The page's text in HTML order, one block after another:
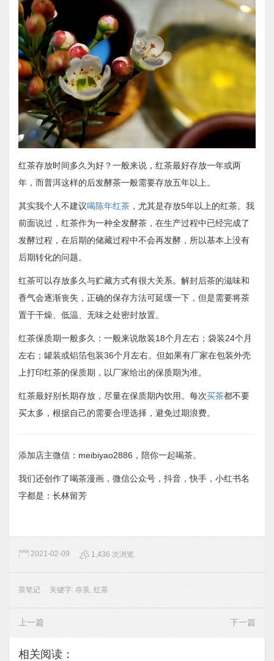
红茶存放时间多久为好？一般来说，红茶最好存放一年或两
年，而普洱这样的后发酵茶一般需要存放五年以上。
其实我个人不建议喝陈年红茶 ，尤其是存放5年以上的红茶。我
前面说过，红茶作为一种全发酵茶，在生产过程中已经完成了
发酵过程，在后期的储藏过程中不会再发酵，所以基本上没有
后期转化的问题。
红茶可以存放多久与贮藏方式有很大关系。解封后茶的滋味和
香气会逐渐丧失，正确的保存方法可延缓一下，但是需要将茶
置于干燥、低温、无味之处密封放置。
红茶保质期一般多久：一般来说散装18个月左右；袋装24个月
左右；罐装或铝箔包装36个月左右。但如果有厂家在包装外壳
上打印红茶的保质期，以厂家给出的保质期为准。
红茶最好别长期存放，尽量在保质期内饮用。每次买茶都不要
买太多，根据自己的需要合理选择，避免过期浪费。
添加店主微信：meibiyao2886，陪你一起喝茶。
我们还创作了喝茶漫画，微信公众号，抖音，快手，小红书名
字都是：长林留芳
2021-02-09 1,436 次浏览
茶笔记 关键字: 存茶 红茶
上一篇 下一篇
相关阅读：